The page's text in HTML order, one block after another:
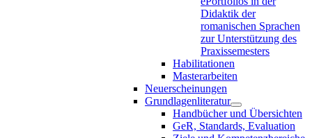
Didaktik der
romanischen Sprachen
zur Unterstützung des
Praxissemesters
Habilitationen
Masterarbeiten
Neuerscheinungen
Grundlagenliteratur
Handbücher und Übersichten
GeR, Standards, Evaluation